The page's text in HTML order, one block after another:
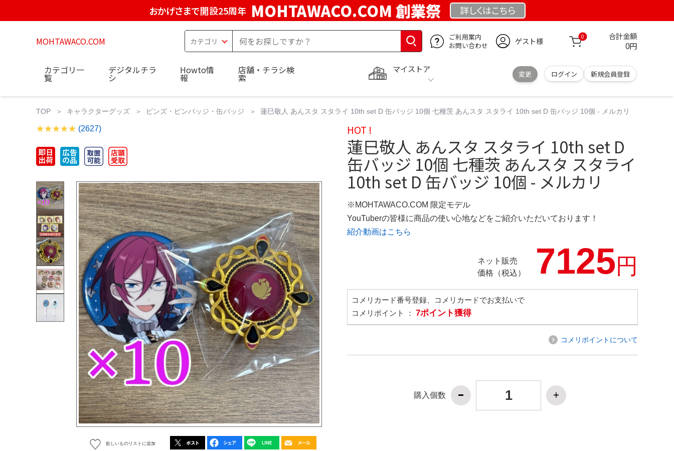
おかげさまで開設25周年 MOHTAWACO.COM 創業祭 詳しくはこちら
MOHTAWACO.COM
ご利用案内
お問い合わせ
ゲスト様 0 合計金額
0円
マイストア
変更 ログイン 新規会員登録
カテゴリ一
覧
デジタルチラ
シ
Howto情
報
店舗・チラシ検
索
TOP キャラクターグッズ ピンズ・ピンバッジ・缶バッジ 蓮巳敬人 あんスタ スタライ 10th set D 缶バッジ 10個 七種茨 あんスタ スタライ 10th set D 缶バッジ 10個 - メルカリ
(2627)
欲しいものリストに追加
HOT !
蓮巳敬人 あんスタ スタライ 10th set D
缶バッジ 10個 七種茨 あんスタ スタライ
10th set D 缶バッジ 10個 - メルカリ
※MOHTAWACO.COM 限定モデル
YouTuberの皆様に商品の使い心地などをご紹介いただいております！
紹介動画はこちら
ネット販売
価格（税込）
7125円
コメリカード番号登録、コメリカードでお支払いで
コメリポイント ： 7ポイント獲得
コメリポイントについて
購入個数